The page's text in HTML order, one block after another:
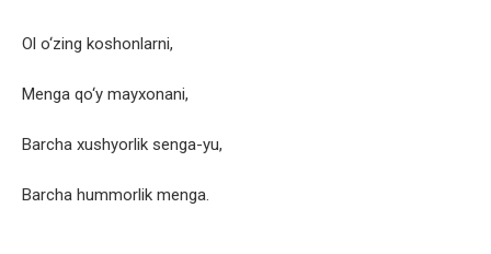
Ol o‘zing koshonlarni,
Menga qo‘y mayxonani,
Barcha xushyorlik senga-yu,
Barcha hummorlik menga.